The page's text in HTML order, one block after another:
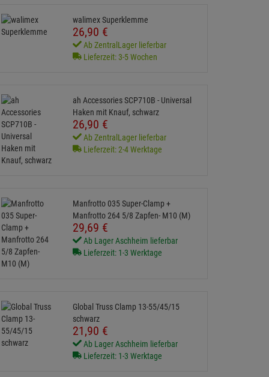
walimex Superklemme
26,90 €
Ab ZentralLager lieferbar
Lieferzeit: 3-5 Wochen
ah Accessories SCP710B - Universal
Haken mit Knauf, schwarz
26,90 €
Ab ZentralLager lieferbar
Lieferzeit: 2-4 Werktage
Manfrotto 035 Super-Clamp +
Manfrotto 264 5/8 Zapfen- M10 (M)
29,69 €
Ab Lager Aschheim lieferbar
Lieferzeit: 1-3 Werktage
Global Truss Clamp 13-55/45/15
schwarz
21,90 €
Ab Lager Aschheim lieferbar
Lieferzeit: 1-3 Werktage